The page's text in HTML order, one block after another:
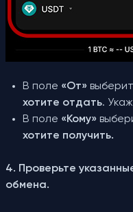
В поле «От»
хотите отдать.
В поле «Кому»
хотите получить.
4. Проверьте
обмена.